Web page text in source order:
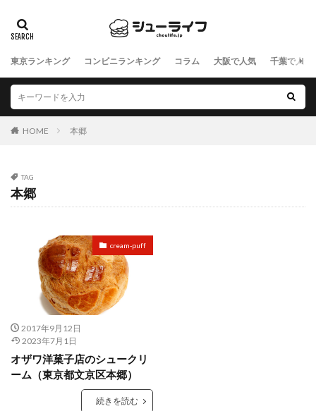
東京ランキング コンビニランキング コラム 大阪で人気 千葉で人気
HOME 本郷
TAG
本郷
cream-puff
2017年9月12日
2023年7月1日
オザワ洋菓子店のシュークリ
ーム（東京都文京区本郷）
続きを読む